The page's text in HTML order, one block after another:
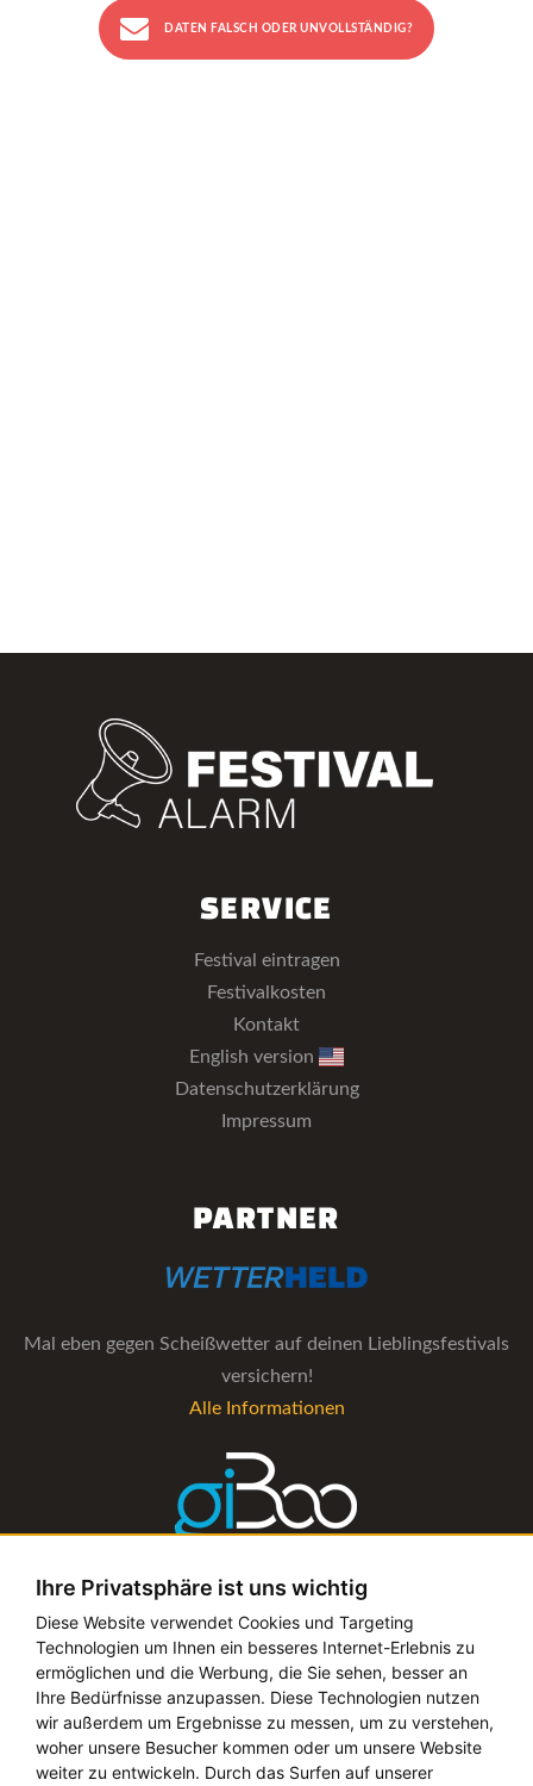
Ihre Privatsphäre ist uns wichtig
Diese Website verwendet Cookies und Targeting
Technologien um Ihnen ein besseres Internet-Erlebnis zu
ermöglichen und die Werbung, die Sie sehen, besser an
Ihre Bedürfnisse anzupassen. Diese Technologien nutzen
wir außerdem um Ergebnisse zu messen, um zu verstehen,
woher unsere Besucher kommen oder um unsere Website
weiter zu entwickeln. Durch das Surfen auf unserer
DATEN FALSCH ODER UNVOLLSTÄNDIG?
SERVICE
Festival eintragen
Festivalkosten
Kontakt
English version
Datenschutzerklärung
Impressum
PARTNER
Mal eben gegen Scheißwetter auf deinen Lieblingsfestivals
versichern!
Alle Informationen
Die Verwaltungs-Software für alle Künstler- und
Bookingagenturen
Alle Informationen